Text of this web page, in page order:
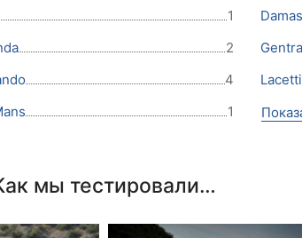
1 Damas
2 Gentra
4 Lacetti
1
мы тестировали…